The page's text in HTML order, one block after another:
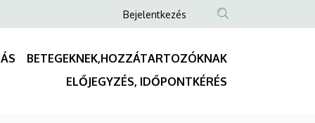
Anonim
fiók
menüje
Bejelentkezés
BETEGEKNEK,HOZZÁTARTOZÓKNAK
ELŐJEGYZÉS, IDŐPONTKÉRÉS